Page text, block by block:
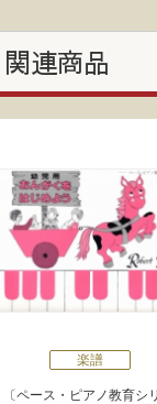
関連商品
楽譜
ペース・ピアノ教育シ